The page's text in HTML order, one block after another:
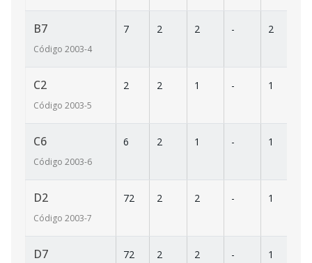
B7
Código 2003-4
7 2 2 - 2
C2
Código 2003-5
2 2 1 - 1
C6
Código 2003-6
6 2 1 - 1
D2
Código 2003-7
72 2 2 - 1
D7 72 2 2 - 1